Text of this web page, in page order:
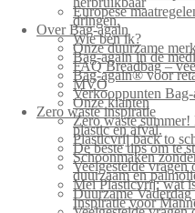
Europese
dringen.
Over Bag-again
Wie ben ik?
Onze duurzame
Bag-again in de
FAQ Breadbag –
Bag-again® voor
MVO
Verkooppunten Bag-
Onze klanten
Zero waste inspiratie
Zero waste
plastic en afval.
Plasticvrij back to
De beste tips om te
Schoonmaken
Veelgestelde vragen
duurzaam en
Mei Plasticvrij: wat
Duurzame Vaderdag
Inspiratie voor